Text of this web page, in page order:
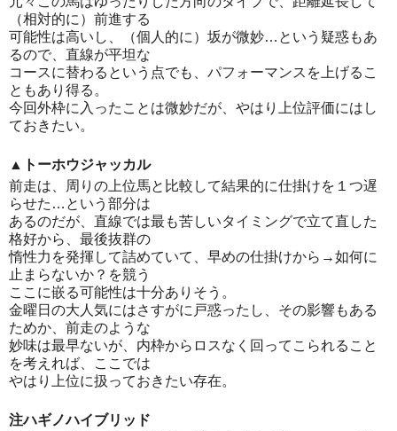
（相対的に）前進する
可能性は高いし、（個人的に）坂が微妙…という疑惑もあ
るので、直線が平坦な
コースに替わるという点でも、パフォーマンスを上げるこ
ともあり得る。
今回外枠に入ったことは微妙だが、やはり上位評価にはし
ておきたい。
▲トーホウジャッカル
前走は、周りの上位馬と比較して結果的に仕掛けを１つ遅
らせた…という部分は
あるのだが、直線では最も苦しいタイミングで立て直した
格好から、最後抜群の
惰性力を発揮して詰めていて、早めの仕掛けから→如何に
止まらないか？を競う
ここに嵌る可能性は十分ありそう。
金曜日の大人気にはさすがに戸惑ったし、その影響もある
ためか、前走のような
妙味は最早ないが、内枠からロスなく回ってこられること
を考えれば、ここでは
やはり上位に扱っておきたい存在。
注ハギノハイブリッド